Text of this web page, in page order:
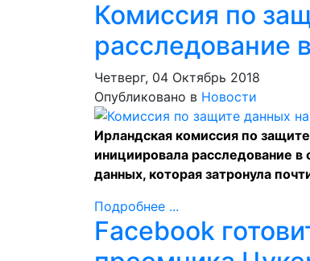
Комиссия по
расследование
Четверг, 04 Октябрь 2018
Опубликовано в Новости
Ирландская комиссия по
инициировала расследование
данных, которая затронула
Подробнее ...
Facebook